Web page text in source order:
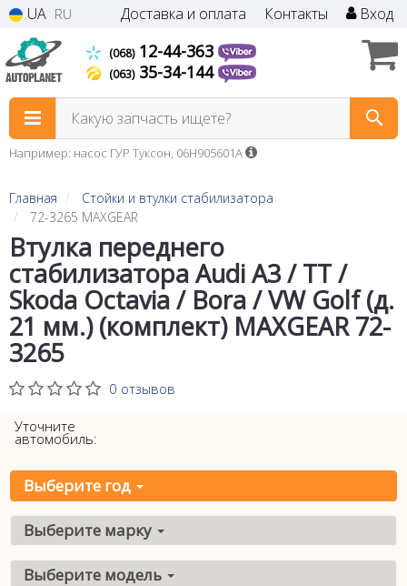
UA RU Доставка и оплата Контакты Вход
(068)12-44-363
(063)35-34-144
Какую запчасть ищете?
Например: насос ГУР Туксон, 06H905601A
Главная
Стойки и втулки стабилизатора
72-3265 MAXGEAR
Втулка переднего
стабилизатора Audi A3 / TT /
Skoda Octavia / Bora / VW Golf (д.
21 мм.) (комплект) MAXGEAR 72-
3265
0 отзывов
Уточните
автомобиль:
Выберите год
Выберите марку
Выберите модель